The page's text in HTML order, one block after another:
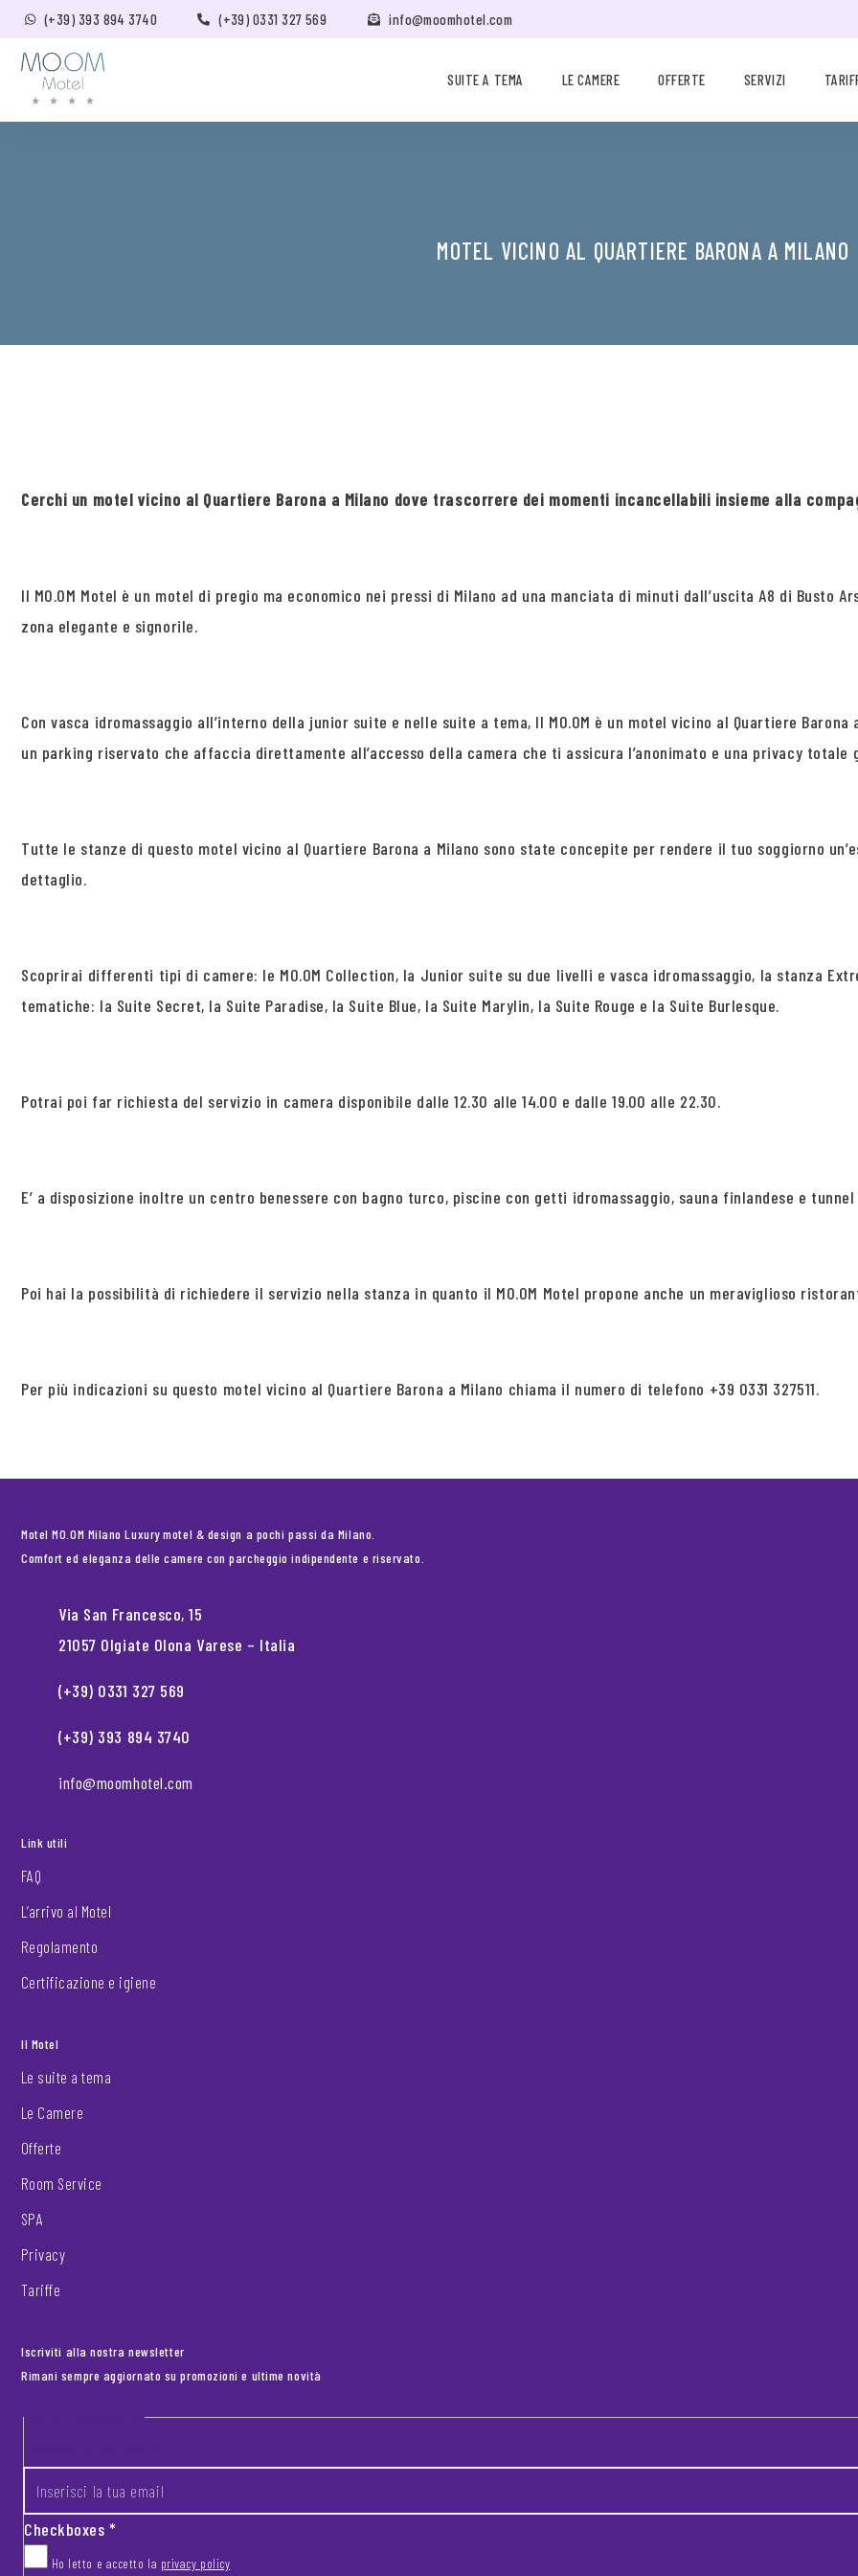
(+39) 393 894 3740 (+39) 0331 327 569 info@moomhotel.com
SUITE A TEMA LE CAMERE OFFERTE SERVIZI
MOTEL VICINO AL QUARTIERE BARONA A MILANO
Cerchi un motel vicino al Quartiere Barona a Milano dove trascorrere dei momenti incancellabili insieme alla
Il MO.OM Motel è un motel di pregio ma economico nei pressi di Milano ad una manciata di minuti dall’uscita A8 di Busto
zona elegante e signorile.
Con vasca idromassaggio all’interno della junior suite e nelle suite a tema, Il MO.OM è un motel vicino al Quartiere
un parking riservato che affaccia direttamente all’accesso della camera che ti assicura l’anonimato e una privacy totale
Tutte le stanze di questo motel vicino al Quartiere Barona a Milano sono state concepite per rendere il tuo soggiorno
dettaglio.
Scoprirai differenti tipi di camere: le MO.OM Collection, la Junior suite su due livelli e vasca idromassaggio, la stanza
tematiche: la Suite Secret, la Suite Paradise, la Suite Blue, la Suite Marylin, la Suite Rouge e la Suite Burlesque.
Potrai poi far richiesta del servizio in camera disponibile dalle 12.30 alle 14.00 e dalle 19.00 alle 22.30.
E’ a disposizione inoltre un centro benessere con bagno turco, piscine con getti idromassaggio, sauna finlandese e
Poi hai la possibilità di richiedere il servizio nella stanza in quanto il MO.OM Motel propone anche un meraviglioso
Per più indicazioni su questo motel vicino al Quartiere Barona a Milano chiama il numero di telefono +39 0331 327511.
Motel MO.OM Milano Luxury motel & design a pochi passi da Milano.
Comfort ed eleganza delle camere con parcheggio indipendente e riservato.
Via San Francesco, 15
21057 Olgiate Olona Varese – Italia
(+39) 0331 327 569
(+39) 393 894 3740
info@moomhotel.com
Link utili
FAQ
L’arrivo al Motel
Regolamento
Certificazione e igiene
Il Motel
Le suite a tema
Le Camere
Offerte
Room Service
SPA
Privacy
Tariffe
Iscriviti alla nostra newsletter
Rimani sempre aggiornato su promozioni e ultime novità
Footer newsletter
Checkboxes*
Ho letto e accetto la privacy policy